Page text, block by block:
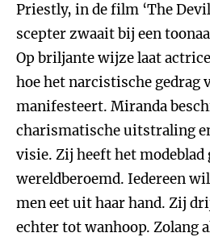
Priestly, in de film ‘The Devil
scepter zwaait bij een
Op briljante wijze laat
hoe het narcistische gedrag
manifesteert. Miranda
charismatische uitstraling
visie. Zij heeft het modeblad
wereldberoemd. Iedereen
men eet uit haar hand. Zij
echter tot wanhoop. Zolang